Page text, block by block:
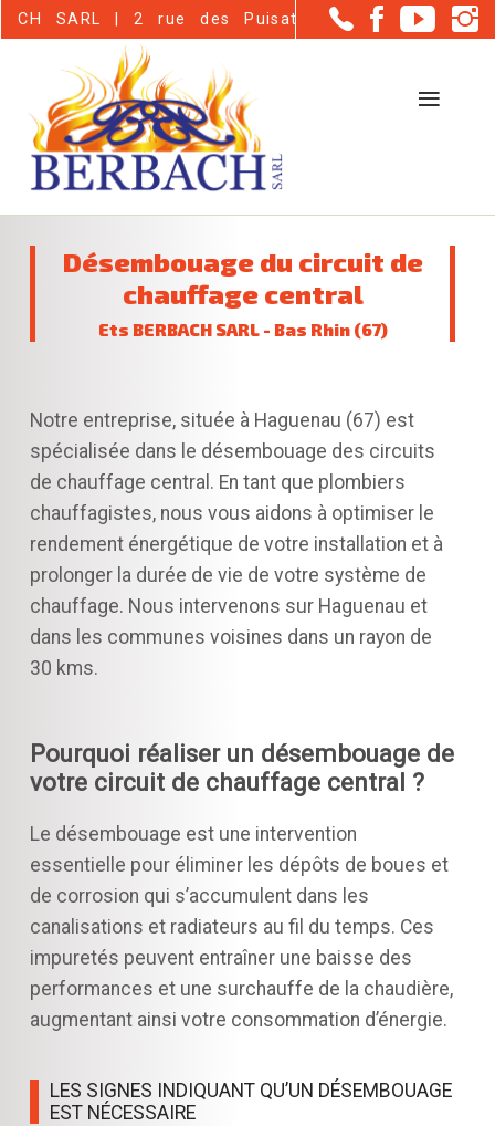
| 2 rue des Puisatiers - Haguenau (67500)
Désembouage du circuit de
chauffage central
Ets BERBACH SARL - Bas Rhin (67)
Notre entreprise, située à Haguenau (67) est
spécialisée dans le désembouage des circuits
de chauffage central. En tant que plombiers
chauffagistes, nous vous aidons à optimiser le
rendement énergétique de votre installation et à
prolonger la durée de vie de votre système de
chauffage. Nous intervenons sur Haguenau et
dans les communes voisines dans un rayon de
30 kms.
Pourquoi réaliser un désembouage de
votre circuit de chauffage central ?
Le désembouage est une intervention
essentielle pour éliminer les dépôts de boues et
de corrosion qui s’accumulent dans les
canalisations et radiateurs au fil du temps. Ces
impuretés peuvent entraîner une baisse des
performances et une surchauffe de la chaudière,
augmentant ainsi votre consommation d’énergie.
LES SIGNES INDIQUANT QU’UN DÉSEMBOUAGE
EST NÉCESSAIRE
Panneau de gestion des cookies